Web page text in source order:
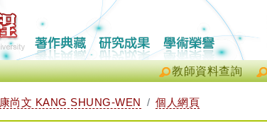
教師資料查詢
康尚文 KANG SHUNG-WEN 個人網頁